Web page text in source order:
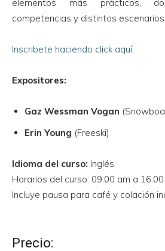
elementos más prácticos,
competencias y distintos
Inscribete haciendo click aquí.
Expositores:
Gaz Wessman Vogan
Erin Young (Freeski)
Idioma del curso: Inglés
Horarios del curso: 09:00 am a 16:00
Incluye pausa para café y colación
Precio: